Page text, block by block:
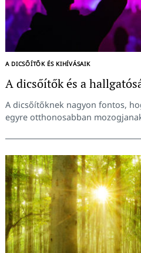
A DICSŐÍTŐK ÉS KIHÍVÁSAIK
A dicsőítők és a
A dicsőítőknek nagyon fontos,
egyre otthonosabban